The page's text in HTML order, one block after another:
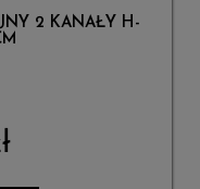
2 KANAŁY H-